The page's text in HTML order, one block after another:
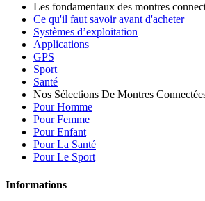
Les fondamentaux des montres
Ce qu'il faut savoir avant d'acheter
Systèmes d’exploitation
Applications
GPS
Sport
Santé
Nos Sélections De Montres
Pour Homme
Pour Femme
Pour Enfant
Pour La Santé
Pour Le Sport
Informations